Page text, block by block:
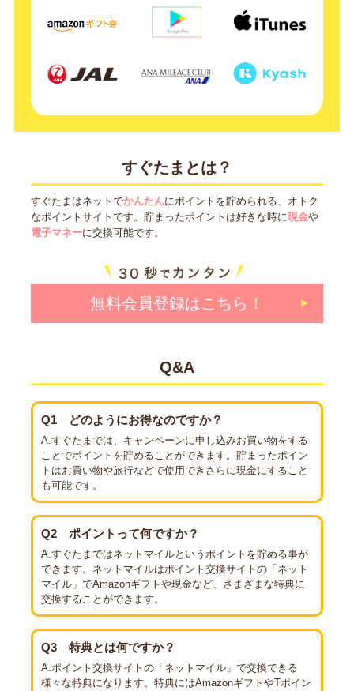
すぐたまとは？
すぐたまはネットでかんたんにポイントを貯められる、オトク
なポイントサイトです。貯まったポイントは好きな時に現金や
電子マネーに交換可能です。
無料会員登録はこちら！
Q&A
Q1 どのようにお得なのですか？
A.すぐたまでは、キャンペーンに申し込みお買い物をする
ことでポイントを貯めることができます。貯まったポイン
トはお買い物や旅行などで使用できさらに現金にすること
も可能です。
Q2 ポイントって何ですか？
A.すぐたまではネットマイルというポイントを貯める事が
できます。ネットマイルはポイント交換サイトの「ネット
マイル」でAmazonギフトや現金など、さまざまな特典に
交換することができます。
Q3 特典とは何ですか？
A.ポイント交換サイトの「ネットマイル」で交換できる
様々な特典になります。特典にはAmazonギフトやTポイン